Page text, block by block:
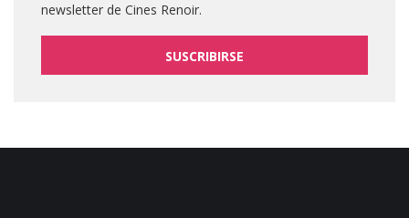
newsletter de Cines Renoir.
SUSCRIBIRSE